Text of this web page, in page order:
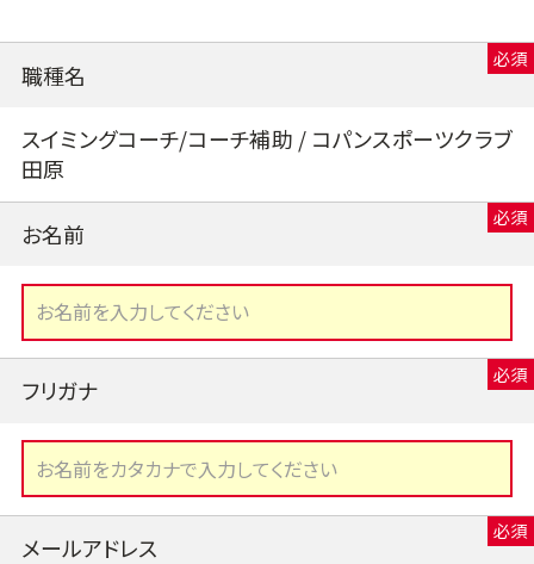
職種名
スイミングコーチ/コーチ補助 / コパンスポーツクラブ
田原
お名前
フリガナ
メールアドレス